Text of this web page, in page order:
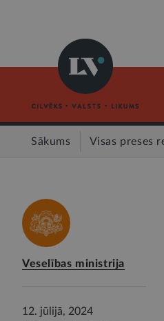
Sākums Visas preses
Veselības ministrija
12. jūlijā, 2024